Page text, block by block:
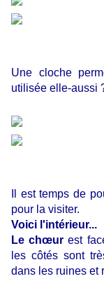
Une cloche
utilisée elle-aussi
Il est temps de
pour la visiter.
Voici l'intérieur...
Le chœur est
les côtés sont
dans les ruines et